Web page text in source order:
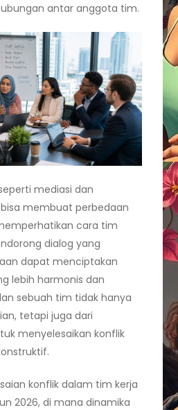
antar anggota tim.
mediasi dan
membuat perbedaan
cara tim
dialog yang
dapat menciptakan
lebih harmonis dan
sebuah tim tidak hanya
tetapi juga dari
menyelesaikan konflik
konflik dalam tim kerja
2026, di mana dinamika